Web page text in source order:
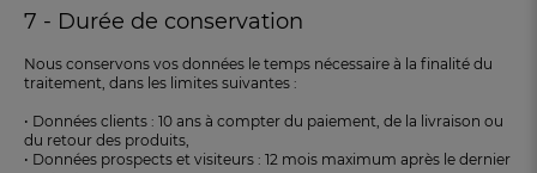
7 - Durée de conservation
Nous conservons vos données le temps nécessaire à la finalité du
traitement, dans les limites suivantes :
• Données clients : 10 ans à compter du paiement, de la livraison ou
du retour des produits,
• Données prospects et visiteurs : 12 mois maximum après le dernier